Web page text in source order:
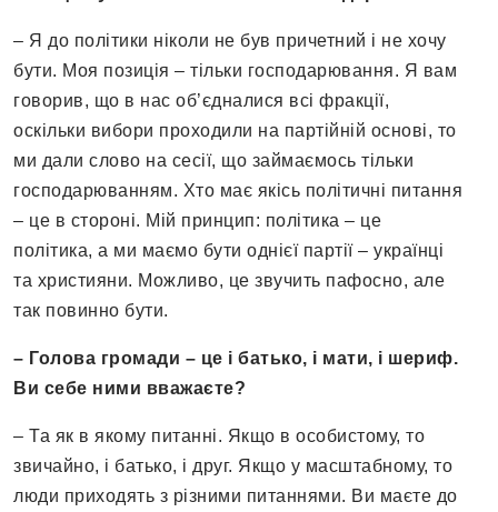
– Я до політики ніколи не був причетний і не хочу
бути. Моя позиція – тільки господарювання. Я вам
говорив, що в нас об’єдналися всі фракції,
оскільки вибори проходили на партійній основі, то
ми дали слово на сесії, що займаємось тільки
господарюванням. Хто має якісь політичні питання
– це в стороні. Мій принцип: політика – це
політика, а ми маємо бути однієї партії – українці
та християни. Можливо, це звучить пафосно, але
так повинно бути.
– Голова громади – це і батько, і мати, і шериф.
Ви себе ними вважаєте?
– Та як в якому питанні. Якщо в особистому, то
звичайно, і батько, і друг. Якщо у масштабному, то
люди приходять з різними питаннями. Ви маєте до